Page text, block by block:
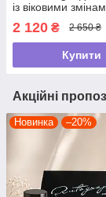
із віковими
2 120 ₴ 2 650 ₴
Купити
Акційні
Новинка –20%